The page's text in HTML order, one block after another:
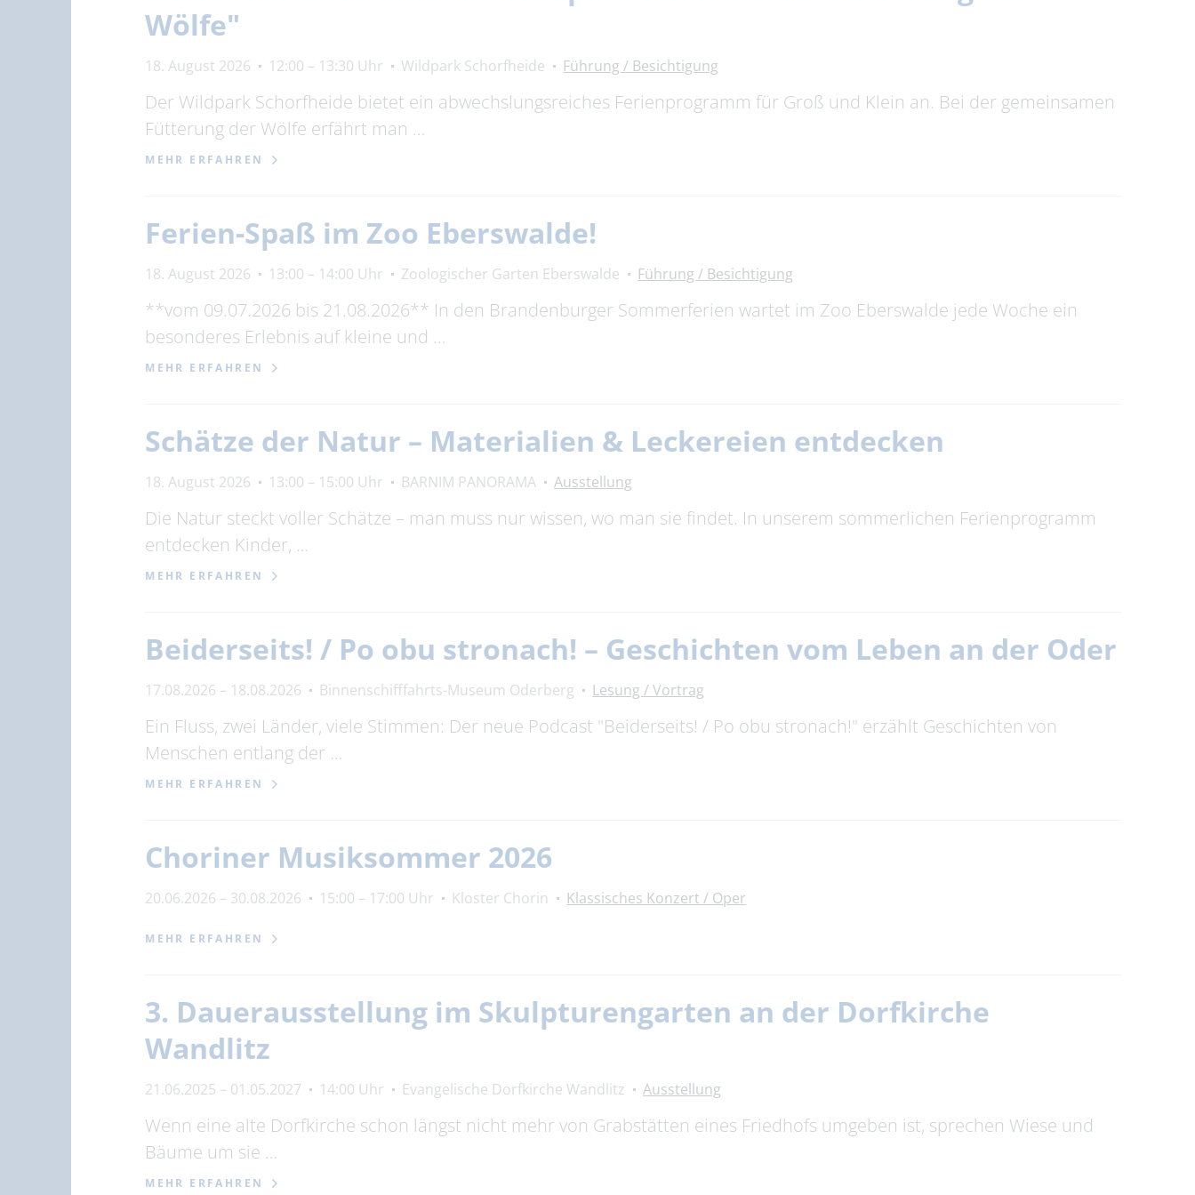
Wölfe"
18. August 2026 12:00 – 13:30 Uhr Wildpark Schorfheide Führung / Besichtigung
Der Wildpark Schorfheide bietet ein abwechslungsreiches Ferienprogramm für Groß und Klein an. Bei der gemeinsamen
Fütterung der Wölfe erfährt man …
MEHR ERFAHREN
Ferien-Spaß im Zoo Eberswalde!
18. August 2026 13:00 – 14:00 Uhr Zoologischer Garten Eberswalde Führung / Besichtigung
**vom 09.07.2026 bis 21.08.2026** In den Brandenburger Sommerferien wartet im Zoo Eberswalde jede Woche ein
besonderes Erlebnis auf kleine und …
MEHR ERFAHREN
Schätze der Natur – Materialien & Leckereien entdecken
18. August 2026 13:00 – 15:00 Uhr BARNIM PANORAMA Ausstellung
Die Natur steckt voller Schätze – man muss nur wissen, wo man sie findet. In unserem sommerlichen Ferienprogramm
entdecken Kinder, …
MEHR ERFAHREN
Beiderseits! / Po obu stronach! – Geschichten vom Leben an der Oder
17.08.2026 – 18.08.2026 Binnenschifffahrts-Museum Oderberg Lesung / Vortrag
Ein Fluss, zwei Länder, viele Stimmen: Der neue Podcast "Beiderseits! / Po obu stronach!" erzählt Geschichten von
Menschen entlang der …
MEHR ERFAHREN
Choriner Musiksommer 2026
20.06.2026 – 30.08.2026 15:00 – 17:00 Uhr Kloster Chorin Klassisches Konzert / Oper
MEHR ERFAHREN
3. Dauerausstellung im Skulpturengarten an der Dorfkirche
Wandlitz
21.06.2025 – 01.05.2027 14:00 Uhr Evangelische Dorfkirche Wandlitz Ausstellung
Wenn eine alte Dorfkirche schon längst nicht mehr von Grabstätten eines Friedhofs umgeben ist, sprechen Wiese und
Bäume um sie …
MEHR ERFAHREN